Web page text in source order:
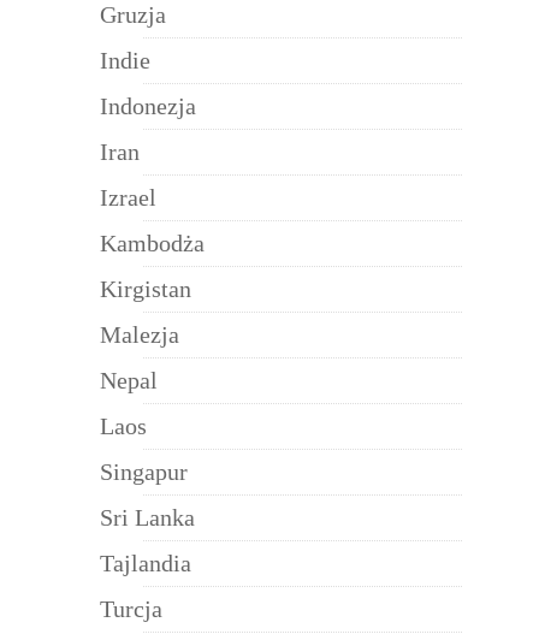
Gruzja
Indie
Indonezja
Iran
Izrael
Kambodża
Kirgistan
Malezja
Nepal
Laos
Singapur
Sri Lanka
Tajlandia
Turcja